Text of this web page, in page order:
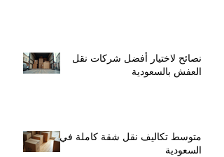
نصائح لاختيار أفضل شركات نقل
العفش بالسعودية
متوسط تكاليف نقل شقة كاملة في
السعودية